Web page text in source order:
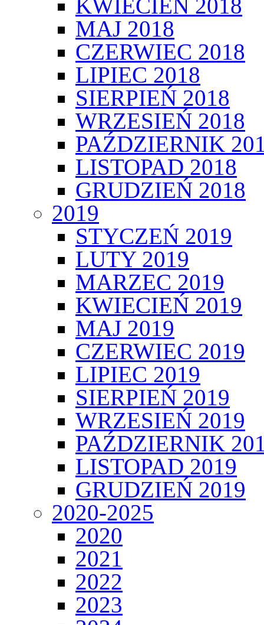
KWIECIEŃ 2018
MAJ 2018
CZERWIEC 2018
LIPIEC 2018
SIERPIEŃ 2018
WRZESIEŃ 2018
PAŹDZIERNIK
LISTOPAD 2018
GRUDZIEŃ 2018
2019
STYCZEŃ 2019
LUTY 2019
MARZEC 2019
KWIECIEŃ 2019
MAJ 2019
CZERWIEC 2019
LIPIEC 2019
SIERPIEŃ 2019
WRZESIEŃ 2019
PAŹDZIERNIK
LISTOPAD 2019
GRUDZIEŃ 2019
2020-2025
2020
2021
2022
2023